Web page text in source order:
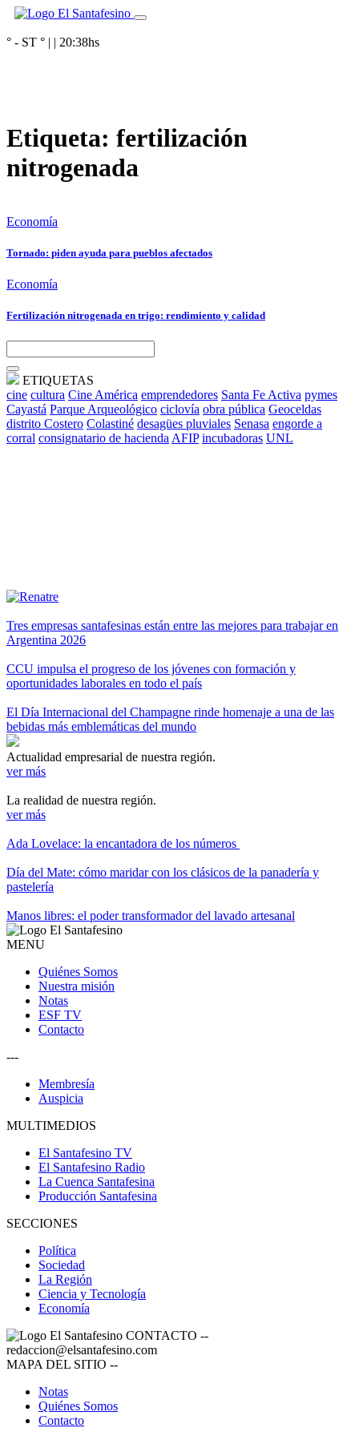
° - ST ° | | 20:38hs
Etiqueta: fertilización
nitrogenada
Economía
Tornado: piden ayuda para pueblos afectados
Economía
Fertilización nitrogenada en trigo: rendimiento y calidad
ETIQUETAS
cine cultura Cine América emprendedores Santa Fe Activa pymes
Cayastá Parque Arqueológico ciclovía obra pública Geoceldas
distrito Costero Colastiné desagües pluviales Senasa engorde a
corral consignatario de hacienda AFIP incubadoras UNL
Tres empresas santafesinas están entre las mejores para trabajar en
Argentina 2026
CCU impulsa el progreso de los jóvenes con formación y
oportunidades laborales en todo el país
El Día Internacional del Champagne rinde homenaje a una de las
bebidas más emblemáticas del mundo
Actualidad empresarial de nuestra región.
ver más
La realidad de nuestra región.
ver más
Ada Lovelace: la encantadora de los números
Día del Mate: cómo maridar con los clásicos de la panadería y
pastelería
Manos libres: el poder transformador del lavado artesanal
MENU
Quiénes Somos
Nuestra misión
Notas
ESF TV
Contacto
---
Membresía
Auspicia
MULTIMEDIOS
El Santafesino TV
El Santafesino Radio
La Cuenca Santafesina
Producción Santafesina
SECCIONES
Política
Sociedad
La Región
Ciencia y Tecnología
Economía
CONTACTO --
redaccion@elsantafesino.com
MAPA DEL SITIO --
Notas
Quiénes Somos
Contacto